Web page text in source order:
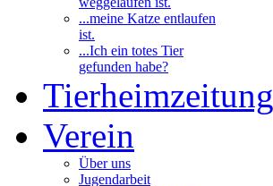
...meine Katze entlaufen
ist.
...Ich ein totes Tier
gefunden habe?
Tierheimzeitung
Verein
Über uns
Jugendarbeit